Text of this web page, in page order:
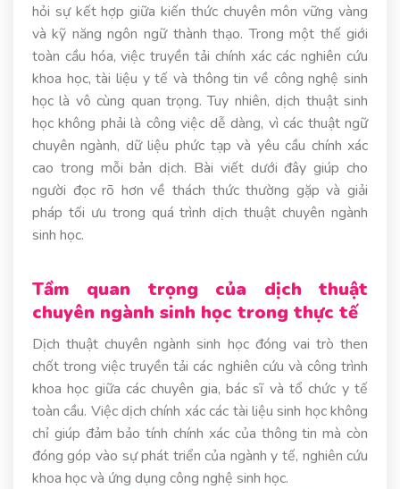
hỏi sự kết hợp giữa kiến thức chuyên môn vững vàng
và kỹ năng ngôn ngữ thành thạo. Trong một thế giới
toàn cầu hóa, việc truyền tải chính xác các nghiên cứu
khoa học, tài liệu y tế và thông tin về công nghệ sinh
học là vô cùng quan trọng. Tuy nhiên, dịch thuật sinh
học không phải là công việc dễ dàng, vì các thuật ngữ
chuyên ngành, dữ liệu phức tạp và yêu cầu chính xác
cao trong mỗi bản dịch. Bài viết dưới đây giúp cho
người đọc rõ hơn về thách thức thường gặp và giải
pháp tối ưu trong quá trình dịch thuật chuyên ngành
sinh học.
Tầm quan trọng của dịch thuật
chuyên ngành sinh học trong thực tế
Dịch thuật chuyên ngành sinh học đóng vai trò then
chốt trong việc truyền tải các nghiên cứu và công trình
khoa học giữa các chuyên gia, bác sĩ và tổ chức y tế
toàn cầu. Việc dịch chính xác các tài liệu sinh học không
chỉ giúp đảm bảo tính chính xác của thông tin mà còn
đóng góp vào sự phát triển của ngành y tế, nghiên cứu
khoa học và ứng dụng công nghệ sinh học.